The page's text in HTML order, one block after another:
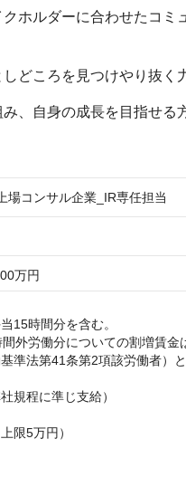
ホルダーに合わせたコミ
どころを見つけやり抜く
、自身の成長を目指せる
場コンサル企業_IR専任担当
万円
15時間分を含む。
外労働分についての割増賃金
準法第41条第2項該労働者）
規程に準じ支給）
限5万円）